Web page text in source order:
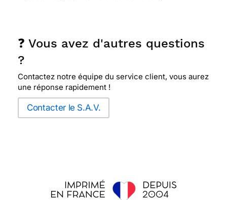
❓ Vous avez d'autres questions
?
Contactez notre équipe du service client, vous aurez
une réponse rapidement !
Contacter le S.A.V.